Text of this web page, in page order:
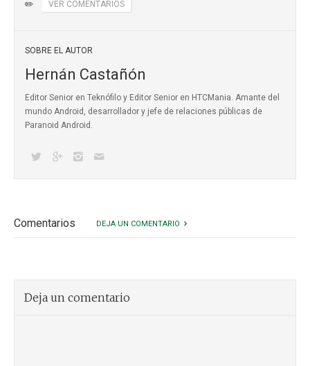
✏️ VER COMENTARIOS
SOBRE EL AUTOR
Hernán Castañón
Editor Senior en Teknófilo y Editor Senior en HTCMania. Amante del
mundo Android, desarrollador y jefe de relaciones públicas de
Paranoid Android.
Comentarios DEJA UN COMENTARIO
Deja un comentario